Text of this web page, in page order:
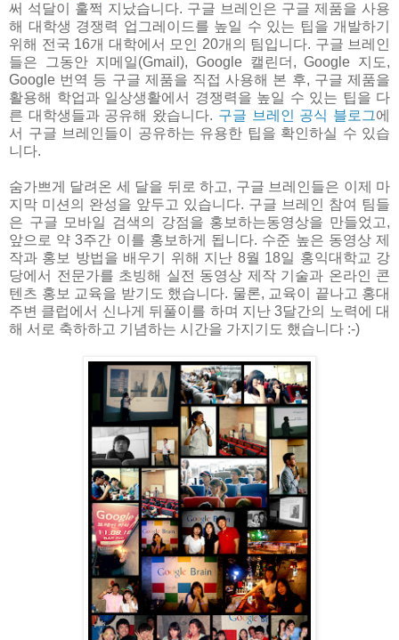
써 석달이 훌쩍 지났습니다. 구글 브레인은 구글 제품을 사용
해 대학생 경쟁력 업그레이드를 높일 수 있는 팁을 개발하기
위해 전국 16개 대학에서 모인 20개의 팀입니다. 구글 브레인
들은 그동안 지메일(Gmail), Google 캘린더, Google 지도,
Google 번역 등 구글 제품을 직접 사용해 본 후, 구글 제품을
활용해 학업과 일상생활에서 경쟁력을 높일 수 있는 팁을 다
른 대학생들과 공유해 왔습니다. 구글 브레인 공식 블로그에
서 구글 브레인들이 공유하는 유용한 팁을 확인하실 수 있습
니다.
숨가쁘게 달려온 세 달을 뒤로 하고, 구글 브레인들은 이제 마
지막 미션의 완성을 앞두고 있습니다. 구글 브레인 참여 팀들
은 구글 모바일 검색의 강점을 홍보하는동영상을 만들었고,
앞으로 약 3주간 이를 홍보하게 됩니다. 수준 높은 동영상 제
작과 홍보 방법을 배우기 위해 지난 8월 18일 홍익대학교 강
당에서 전문가를 초빙해 실전 동영상 제작 기술과 온라인 콘
텐츠 홍보 교육을 받기도 했습니다. 물론, 교육이 끝나고 홍대
주변 클럽에서 신나게 뒤풀이를 하며 지난 3달간의 노력에 대
해 서로 축하하고 기념하는 시간을 가지기도 했습니다 :-)